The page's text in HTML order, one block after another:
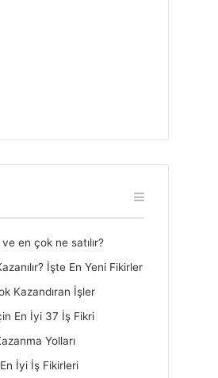
en çok ne satılır?
İşte En Yeni Fikirler
Kazandıran İşler
En İyi 37 İş Fikri
Yolları
İyi İş Fikirleri